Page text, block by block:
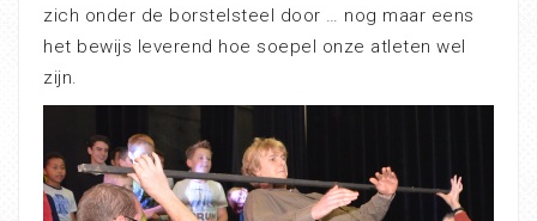
zich onder de borstelsteel door … nog maar eens
het bewijs leverend hoe soepel onze atleten wel
zijn.